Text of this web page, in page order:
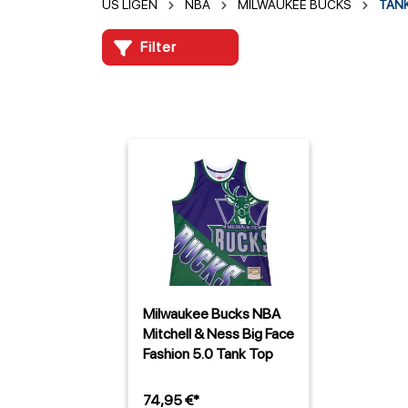
US LIGEN NBA MILWAUKEE BUCKS
Filter
Milwaukee Bucks NBA
Mitchell & Ness Big Face
Fashion 5.0 Tank Top
74,95 €*